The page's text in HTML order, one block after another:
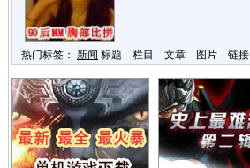
热门标签： 新闻 标题 栏目 文章 图片 链接